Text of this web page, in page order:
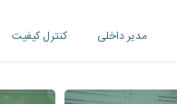
مدیر داخلی کنترل کیفیت